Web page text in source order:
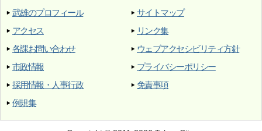
武雄のプロフィール
アクセス
各課お問い合わせ
市政情報
採用情報・人事行政
例規集
サイトマップ
リンク集
ウェブアクセシビリティ方針
プライバシーポリシー
免責事項